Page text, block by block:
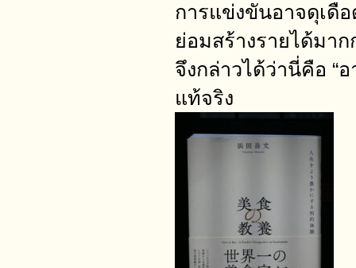
การแข่งขันอาจดุเดื
ย่อมสร้างรายได้มาก
จึงกล่าวได้ว่านี่คือ “
แท้จริง